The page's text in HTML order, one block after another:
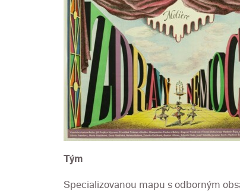
Tým
Specializovanou mapu s odborným